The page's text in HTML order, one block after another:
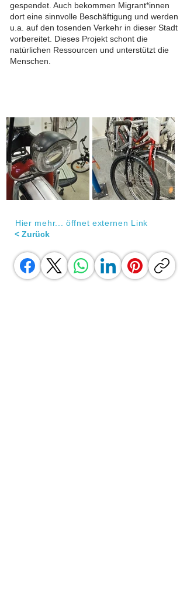
gespendet. Auch bekommen Migrant*innen
dort eine sinnvolle Beschäftigung und werden
u.a. auf den tosenden Verkehr in dieser Stadt
vorbereitet. Dieses Projekt schont die
natürlichen Ressourcen und unterstützt die
Menschen.
Hier mehr... öffnet externen Link
< Zurück